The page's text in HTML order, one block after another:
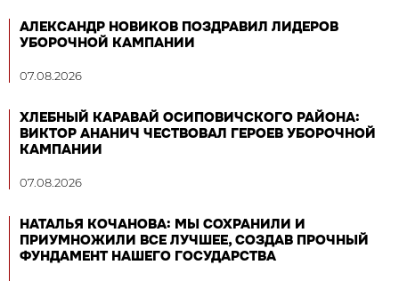
АЛЕКСАНДР НОВИКОВ ПОЗДРАВИЛ ЛИДЕРОВ
УБОРОЧНОЙ КАМПАНИИ
07.08.2026
ХЛЕБНЫЙ КАРАВАЙ ОСИПОВИЧСКОГО РАЙОНА:
ВИКТОР АНАНИЧ ЧЕСТВОВАЛ ГЕРОЕВ УБОРОЧНОЙ
КАМПАНИИ
07.08.2026
НАТАЛЬЯ КОЧАНОВА: МЫ СОХРАНИЛИ И
ПРИУМНОЖИЛИ ВСЕ ЛУЧШЕЕ, СОЗДАВ ПРОЧНЫЙ
ФУНДАМЕНТ НАШЕГО ГОСУДАРСТВА